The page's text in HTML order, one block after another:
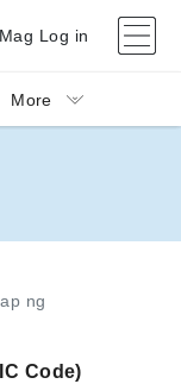
Mag Log in
More
ng
Code)